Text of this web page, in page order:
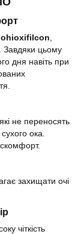
,
Завдяки цьому
дня навіть при
не переносять
ока.
захищати очі
чіткість